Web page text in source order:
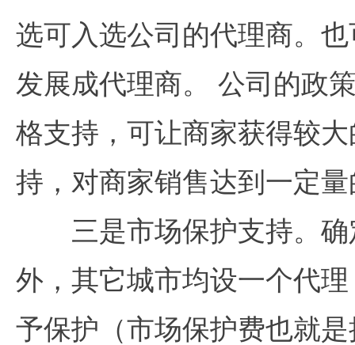
选可入选公司的代理商。
发展成代理商。 公司的
格支持，可让商家获得
持，对商家销售达到一定
三是市场保护支持。确
外，其它城市均设一个代
予保护（市场保护费也就